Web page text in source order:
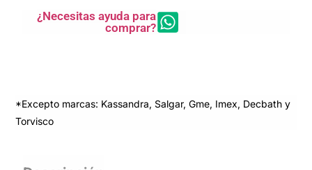
¿Necesitas ayuda para
comprar?
*Excepto marcas: Kassandra, Salgar, Gme, Imex, Decbath y
Torvisco